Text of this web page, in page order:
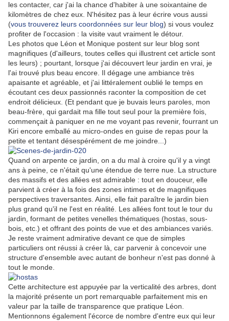
les contacter, car j'ai la chance d'habiter à une soixantaine de
kilomètres de chez eux. N'hésitez pas à leur écrire vous aussi
(vous trouverez leurs coordonnées sur leur blog) si vous voulez
profiter de l'occasion : la visite vaut vraiment le détour.
Les photos que Léon et Monique postent sur leur blog sont
magnifiques (d'ailleurs, toutes celles qui illustrent cet article sont
les leurs) ; pourtant, lorsque j'ai découvert leur jardin en vrai, je
l'ai trouvé plus beau encore. Il dégage une ambiance très
apaisante et agréable, et j'ai littéralement oublié le temps en
écoutant ces deux passionnés raconter la composition de cet
endroit délicieux. (Et pendant que je buvais leurs paroles, mon
beau-frère, qui gardait ma fille tout seul pour la première fois,
commençait à paniquer en ne me voyant pas revenir, fourrant un
Kiri encore emballé au micro-ondes en guise de repas pour la
petite et tentant désespérément de me joindre...)
Quand on arpente ce jardin, on a du mal à croire qu'il y a vingt
ans à peine, ce n'était qu'une étendue de terre nue. La structure
des massifs et des allées est admirable : tout en douceur, elle
parvient à créer à la fois des zones intimes et de magnifiques
perspectives traversantes. Ainsi, elle fait paraître le jardin bien
plus grand qu'il ne l'est en réalité. Les allées font tout le tour du
jardin, formant de petites venelles thématiques (hostas, sous-
bois, etc.) et offrant des points de vue et des ambiances variés.
Je reste vraiment admirative devant ce que de simples
particuliers ont réussi à créer là, car parvenir à concevoir une
structure d'ensemble avec autant de bonheur n'est pas donné à
tout le monde.
Cette architecture est appuyée par la verticalité des arbres, dont
la majorité présente un port remarquable parfaitement mis en
valeur par la taille de transparence que pratique Léon.
Mentionnons également l'écorce de nombre d'entre eux qui leur